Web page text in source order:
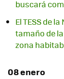
buscará
El TESS de
tamaño de
zona
08 enero